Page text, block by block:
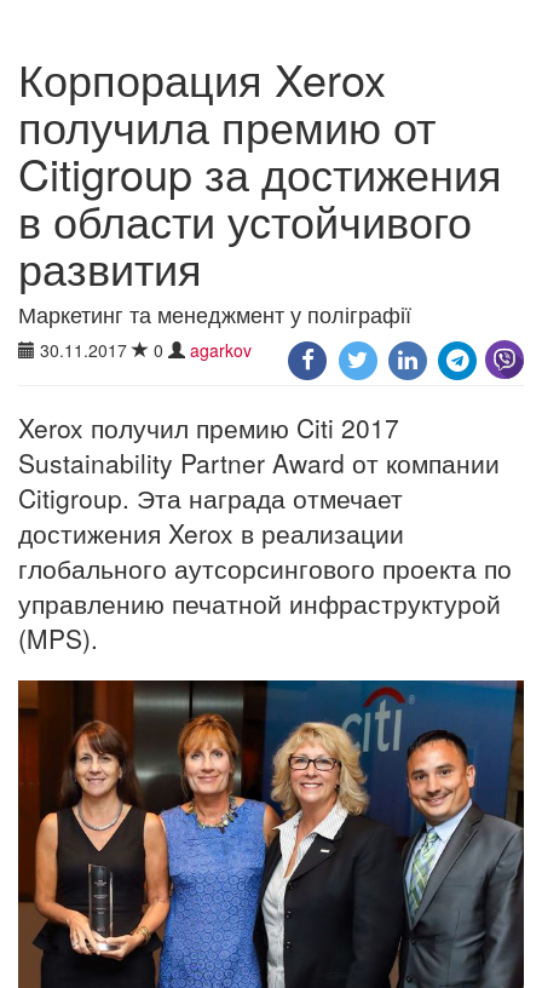
Корпорация Xerox
получила премию от
Citigroup за достижения
в области устойчивого
развития
Маркетинг та менеджмент у поліграфії
30.11.2017 0 agarkov
Xerox получил премию Citi 2017
Sustainability Partner Award от компании
Citigroup. Эта награда отмечает
достижения Xerox в реализации
глобального аутсорсингового проекта по
управлению печатной инфраструктурой
(MPS).